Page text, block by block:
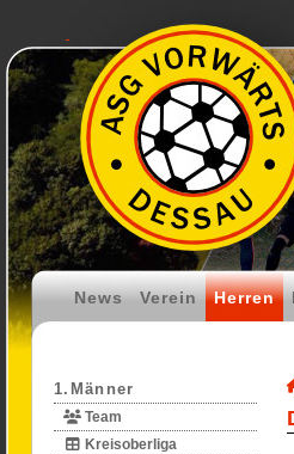
News Verein Herren
1.Männer
Team
Kreisoberliga